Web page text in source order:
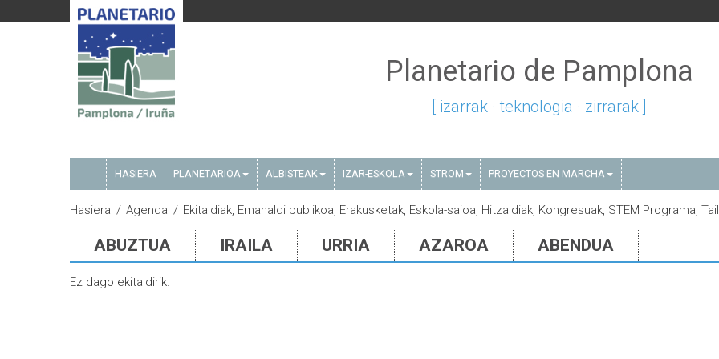
Planetario de Pamplona
[ izarrak · teknologia · zirrarak ]
HASIERA PLANETARIOA ALBISTEAK IZAR-ESKOLA STROM PROYECTOS EN MARCHA
Hasiera Agenda Ekitaldiak, Emanaldi publikoa, Erakusketak, Eskola-saioa, Hitzaldiak, Kongresuak, STEM Programa,
ABUZTUA IRAILA URRIA AZAROA ABENDUA
Ez dago ekitaldirik.